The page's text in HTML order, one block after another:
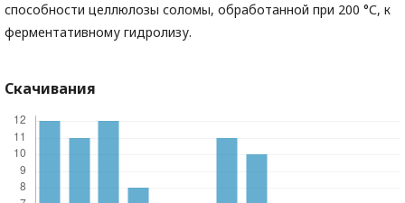
способности целлюлозы соломы, обработанной при 200 °С, к
ферментативному гидролизу.
Скачивания